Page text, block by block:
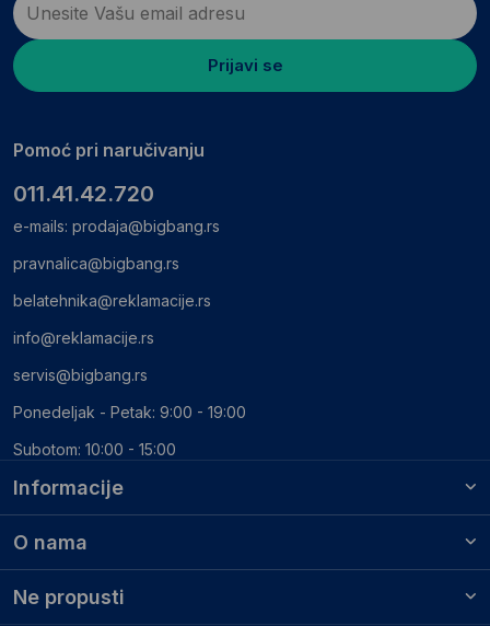
Informacije
O nama
Ne propusti
Prijavi se
Pomoć pri naručivanju
011.41.42.720
e-mails: prodaja@bigbang.rs
pravnalica@bigbang.rs
belatehnika@reklamacije.rs
info@reklamacije.rs
servis@bigbang.rs
Ponedeljak - Petak: 9:00 - 19:00
Subotom: 10:00 - 15:00